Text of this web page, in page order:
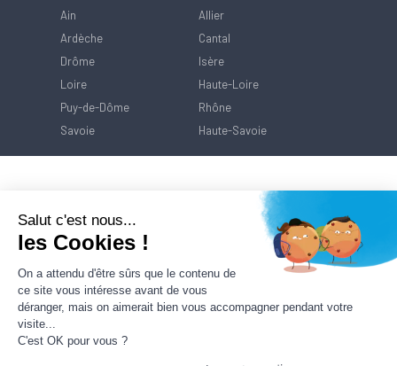
Ain
Allier
Ardèche
Cantal
Drôme
Isère
Loire
Haute-Loire
Puy-de-Dôme
Rhône
Savoie
Haute-Savoie
Salut c'est nous...
les Cookies !
On a attendu d'être sûrs que le contenu de
ce site vous intéresse avant de vous
déranger, mais on aimerait bien vous accompagner pendant votre
visite...
C'est OK pour vous ?